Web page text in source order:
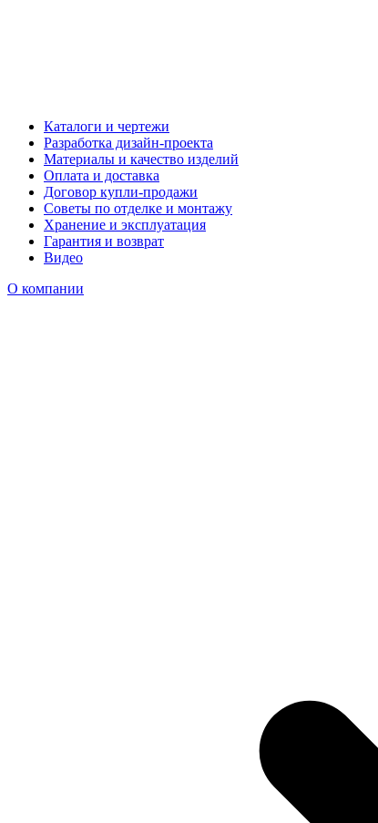
Каталоги и чертежи
Разработка дизайн-проекта
Материалы и качество изделий
Оплата и доставка
Договор купли-продажи
Советы по отделке и монтажу
Хранение и эксплуатация
Гарантия и возврат
Видео
О компании